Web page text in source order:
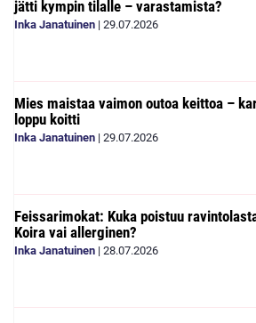
jätti kympin tilalle – varastamista?
Inka Janatuinen | 29.07.2026
Mies maistaa vaimon outoa keittoa –
loppu koitti
Inka Janatuinen | 29.07.2026
Feissarimokat: Kuka poistuu
Koira vai allerginen?
Inka Janatuinen | 28.07.2026